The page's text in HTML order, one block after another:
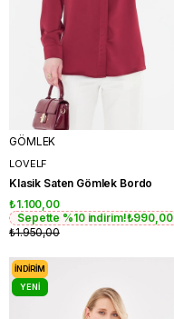
GÖMLEK
LOVELF
Klasik Saten Gömlek Bordo
₺1.100,00
Sepette %10 indirim!₺990,00
₺1.950,00
İNDIRIM
YENI